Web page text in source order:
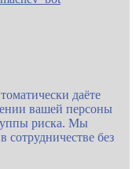
даёте
вашей персоны
риска. Мы
сотрудничестве без